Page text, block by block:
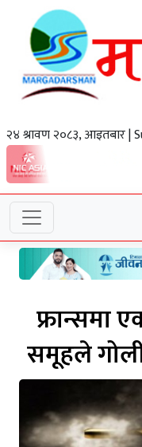
२४ श्रावण २०८३, आइतबार |
फ्रान्समा
समूहले